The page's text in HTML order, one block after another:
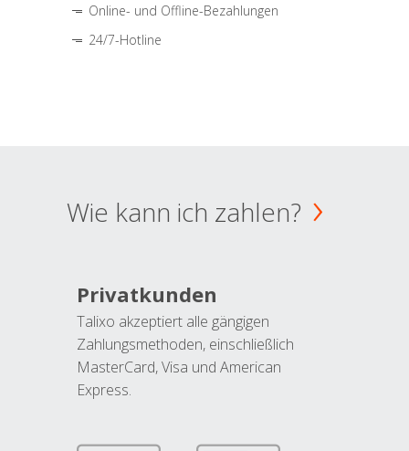
Online- und Offline-Bezahlungen
24/7-Hotline
Wie kann ich zahlen?
Privatkunden
Talixo akzeptiert alle gängigen
Zahlungsmethoden, einschließlich
MasterCard, Visa und American
Express.